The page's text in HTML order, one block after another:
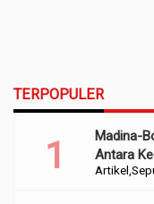
TERPOPULER
Artikel
Madina-
Antara